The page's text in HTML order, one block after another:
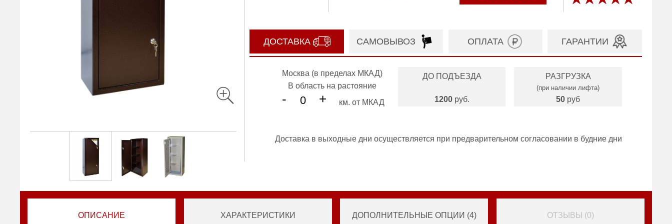
ДОСТАВКА САМОВЫВОЗ ОПЛАТА ГАРАНТИИ
Москва (в пределах МКАД)
В область на растояние
- + км. от МКАД
ДО ПОДЪЕЗДА
1200 руб.
РАЗГРУЗКА
(при наличии лифта)
50 руб
Доставка в выходные дни осуществляется при предварительном согласовании в будние дни
ОПИСАНИЕ ХАРАКТЕРИСТИКИ ДОПОЛНИТЕЛЬНЫЕ ОПЦИИ (4) ОТЗЫВЫ (0)